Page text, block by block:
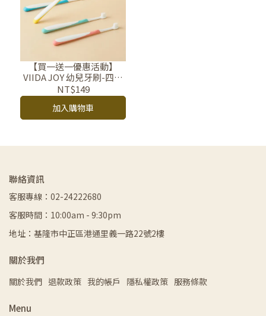
【買一送一優惠活動】
VIIDA JOY 幼兒牙刷-四色
任選 70 微米微晶絲細軟刷
毛
NT$149
加入購物車
聯絡資訊
客服專線：02-24222680
客服時間：10:00am - 9:30pm
地址：基隆市中正區港通里義一路22號2樓
關於我們
關於我們 退款政策 我的帳戶 隱私權政策 服務條款
Menu